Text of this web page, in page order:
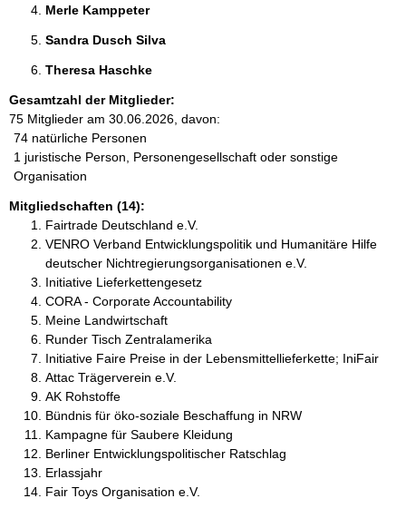
Merle Kamppeter
Sandra Dusch Silva
Theresa Haschke
Gesamtzahl der Mitglieder:
75 Mitglieder am 30.06.2026, davon:
74 natürliche Personen
1 juristische Person, Personengesellschaft oder sonstige
Organisation
Mitgliedschaften (14):
Fairtrade Deutschland e.V.
VENRO Verband Entwicklungspolitik und Humanitäre Hilfe
deutscher Nichtregierungsorganisationen e.V.
Initiative Lieferkettengesetz
CORA - Corporate Accountability
Meine Landwirtschaft
Runder Tisch Zentralamerika
Initiative Faire Preise in der Lebensmittellieferkette; IniFair
Attac Trägerverein e.V.
AK Rohstoffe
Bündnis für öko-soziale Beschaffung in NRW
Kampagne für Saubere Kleidung
Berliner Entwicklungspolitischer Ratschlag
Erlassjahr
Fair Toys Organisation e.V.